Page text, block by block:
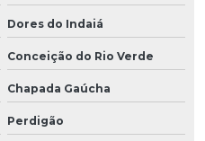
Dores do Indaiá
Conceição do Rio Verde
Chapada Gaúcha
Perdigão